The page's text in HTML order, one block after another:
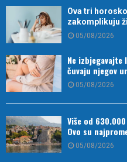
Ova tri
zakomplikuju
05/08/2026
Ne izbjegavajte
čuvaju njegov
05/08/2026
Više od
Ovo su
05/08/2026